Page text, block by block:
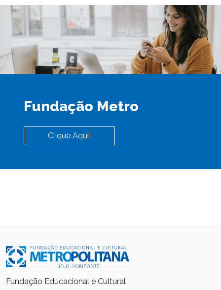
Fundação Metro
Clique Aqui!
Fundação Educacional e Cultural